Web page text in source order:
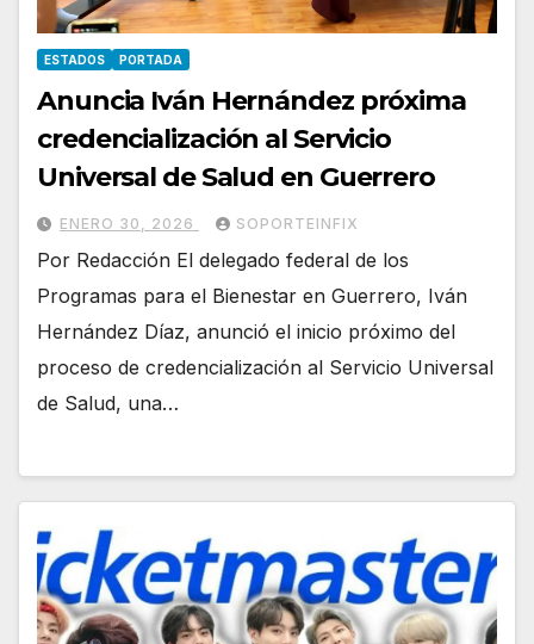
ESTADOS PORTADA
Anuncia Iván Hernández próxima
credencialización al Servicio
Universal de Salud en Guerrero
ENERO 30, 2026 SOPORTEINFIX
Por Redacción El delegado federal de los
Programas para el Bienestar en Guerrero, Iván
Hernández Díaz, anunció el inicio próximo del
proceso de credencialización al Servicio Universal
de Salud, una…